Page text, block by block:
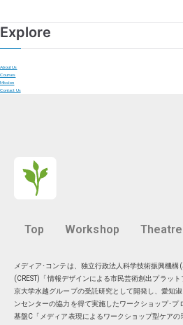
Explore
About Us
Courses
Mission
Contact Us
Top Workshop Theatre
メディア･コンテは、独立行政法人科学技術振興機
(CREST)「情報デザインによる市民芸術創出プラッ
京大学水越グループの受託研究として開発し、愛知
ンセンターの協力を得て実施したワークショップ･
基盤C「メディア表現によるワークショップ型ケアの